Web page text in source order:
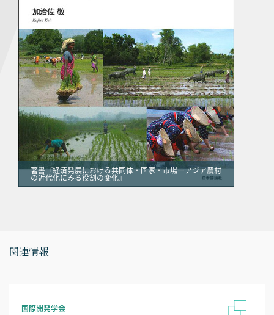
著書『経済発展における共同体・国家・市場ーアジア農村
の近代化にみる役割の変化』
関連情報
国際開発学会